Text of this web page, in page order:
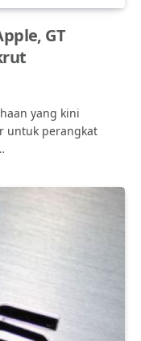
GT
yang kini
untuk perangkat